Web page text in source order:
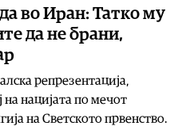
во Иран: Татко му
да не брани,
репрезентација,
нацијата по мечот
на Светското првенство.